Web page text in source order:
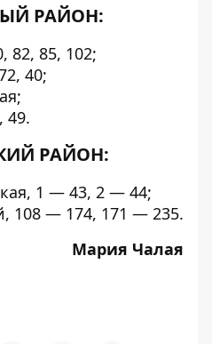
РАЙОН:
82, 85, 102;
40;
49.
РАЙОН:
1 — 43, 2 — 44;
108 — 174, 171 — 235.
Мария Чалая